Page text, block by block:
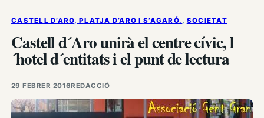
CASTELL D’ARO, PLATJA D’ARO I S’AGARÓ. , SOCIETAT
Castell d´Aro unirà el centre cívic, l
´hotel d´entitats i el punt de lectura
29 FEBRER 2016REDACCIÓ